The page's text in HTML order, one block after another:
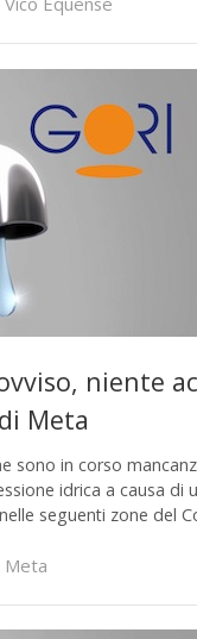
niente
Meta
sono in corso
idrica a causa di
seguenti zone del
Meta